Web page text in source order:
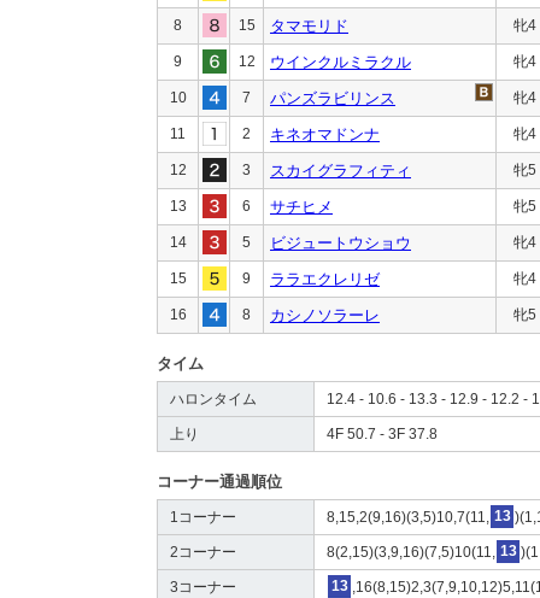
8 15 タマモリド 牝4
9 12 ウインクルミラクル 牝4
10 7 パンズラビリンス 牝4
11 2 キネオマドンナ 牝4
12 3 スカイグラフィティ 牝5
13 6 サチヒメ 牝5
14 5 ビジュートウショウ 牝4
15 9 ララエクレリゼ 牝4
16 8 カシノソラーレ 牝5
タイム
ハロンタイム 12.4 - 10.6 - 13.3 - 12.9 - 12.2 -
上り 4F 50.7 - 3F 37.8
コーナー通過順位
1コーナー 8,15,2(9,16)(3,5)10,7(11, 13
2コーナー 8(2,15)(3,9,16)(7,5)10(11, 13
3コーナー 13